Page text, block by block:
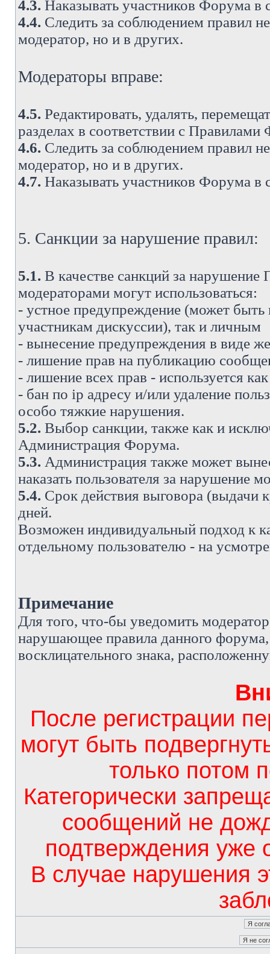
4.3. Наказывать участников Форума
4.4. Следить за соблюдением правил
модератор, но и в других.
Модераторы вправе:
4.5. Редактировать, удалять,
разделах в соответствии с
4.6. Следить за соблюдением правил
модератор, но и в других.
4.7. Наказывать участников Форума
5. Санкции за нарушение правил:
5.1. В качестве санкций за
модераторами могут использоваться:
- устное предупреждение (может
участникам дискуссии), так и личным
- вынесение предупреждения в виде
- лишение прав на публикацию
- лишение всех прав - используется
- бан по ip адресу и/или удаление
особо тяжкие нарушения.
5.2. Выбор санкции, также как и
Администрация Форума.
5.3. Администрация также может
наказать пользователя за
5.4. Срок действия выговора (выдачи
дней.
Возможен индивидуальный подход к
отдельному пользователю - на
Примечание
Для того, что-бы уведомить
нарушающее правила данного форума,
восклицательного знака,
После регистрации
могут быть
только потом
Категорически
сообщений не
подтверждения уже
В случае нарушения